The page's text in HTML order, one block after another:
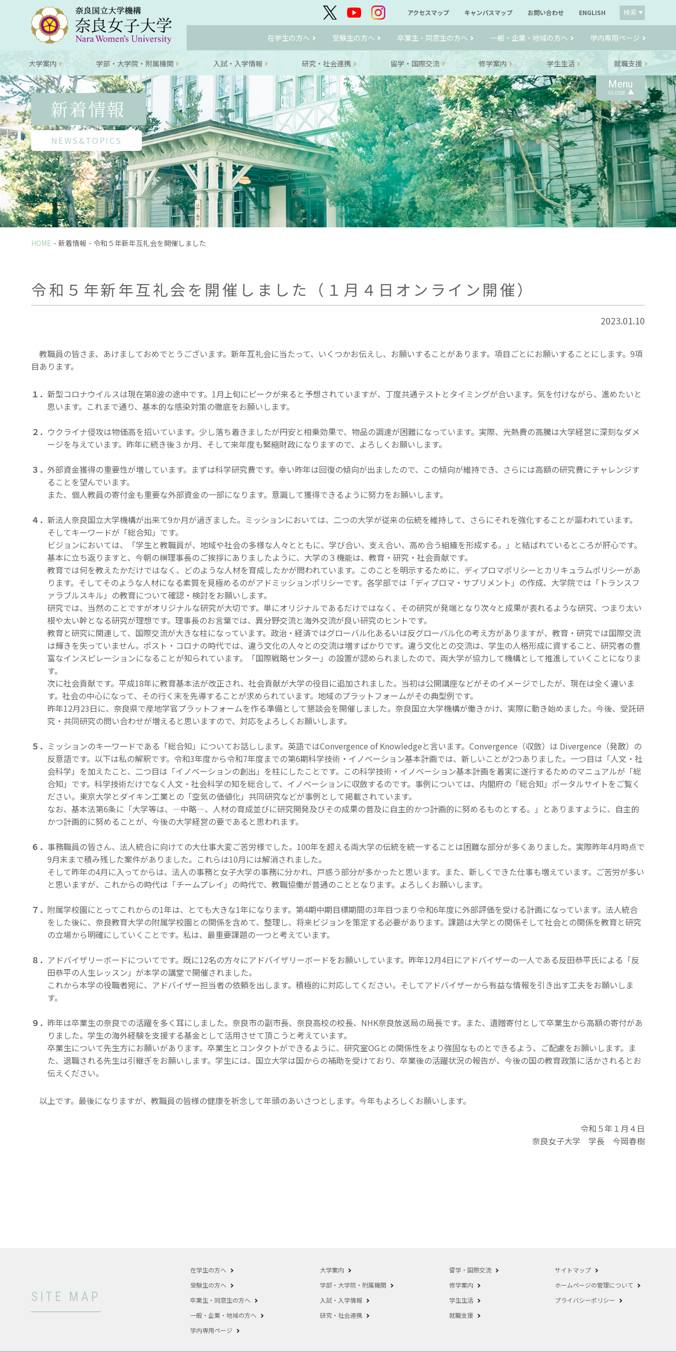
在学生の方へ 受験生の方へ 卒業生・同窓生の方へ 一般・企業・地域の方へ 学内専用ページ
Menu
CLOSE
大学案内 学部・大学院・附属機関 入試・入学情報 研究・社会連携 留学・国際交流 修学案内 学生生活 就職支援
アクセスマップ キャンパスマップ お問い合わせ ENGLISH 検索
新着情報
NEWS&TOPICS
HOME 新着情報 令和５年新年互礼会を開催しました
令和５年新年互礼会を開催しました（１月４日オンライン開催）
2023.01.10
教職員の皆さま、あけましておめでとうございます。新年互礼会に当たって、いくつかお伝えし、お願いすることがあります。項目ごとにお願いすることにします。9項
目あります。
１． 新型コロナウイルスは現在第8波の途中です。1月上旬にピークが来ると予想されていますが、丁度共通テストとタイミングが合います。気を付けながら、進めたいと
思います。これまで通り、基本的な感染対策の徹底をお願いします。
２． ウクライナ侵攻は物価高を招いています。少し落ち着きましたが円安と相乗効果で、物品の調達が困難になっています。実際、光熱費の高騰は大学経営に深刻なダメ
ージを与えています。昨年に続き後３か月、そして来年度も緊縮財政になりますので、よろしくお願いします。
３． 外部資金獲得の重要性が増しています。まずは科学研究費です。幸い昨年は回復の傾向が出ましたので、この傾向が維持でき、さらには高額の研究費にチャレンジす
ることを望んでいます。
また、個人教員の寄付金も重要な外部資金の一部になります。意識して獲得できるように努力をお願いします。
４． 新法人奈良国立大学機構が出来て9か月が過ぎました。ミッションにおいては、二つの大学が従来の伝統を維持して、さらにそれを強化することが謳われています。
そしてキーワードが「総合知」です。
ビジョンにおいては、「学生と教職員が、地域や社会の多様な人々とともに、学び合い、支え合い、高め合う組織を形成する。」と結ばれているところが肝心です。
基本に立ち返りますと、今朝の榊理事長のご挨拶にありましたように、大学の３機能は、教育・研究・社会貢献です。
教育では何を教えたかだけではなく、どのような人材を育成したかが問われています。このことを明示するために、ディプロマポリシーとカリキュラムポリシーがあ
ります。そしてそのような人材になる素質を見極めるのがアドミッションポリシーです。各学部では「ディプロマ・サプリメント」の作成、大学院では「トランスフ
ァラブルスキル」の教育について確認・検討をお願いします。
研究では、当然のことですがオリジナルな研究が大切です。単にオリジナルであるだけではなく、その研究が発端となり次々と成果が表れるような研究、つまり太い
根や太い幹となる研究が理想です。理事長のお言葉では、異分野交流と海外交流が良い研究のヒントです。
教育と研究に関連して、国際交流が大きな柱になっています。政治・経済ではグローバル化あるいは反グローバル化の考え方がありますが、教育・研究では国際交流
は輝きを失っていません。ポスト・コロナの時代では、違う文化の人々との交流は増すばかりです。違う文化との交流は、学生の人格形成に資すること、研究者の豊
富なインスピレーションになることが知られています。「国際戦略センター」の設置が認められましたので、両大学が協力して機構として推進していくことになりま
す。
次に社会貢献です。平成18年に教育基本法が改正され、社会貢献が大学の役目に追加されました。当初は公開講座などがそのイメージでしたが、現在は全く違いま
す。社会の中心になって、その行く末を先導することが求められています。地域のプラットフォームがその典型例です。
昨年12月23日に、奈良県で産地学官プラットフォームを作る準備として懇談会を開催しました。奈良国立大学機構が働きかけ、実際に動き始めました。今後、受託研
究・共同研究の問い合わせが増えると思いますので、対応をよろしくお願いします。
５． ミッションのキーワードである「総合知」についてお話しします。英語ではConvergence of Knowledgeと言います。Convergence（収斂）は Divergence（発散）の
反意語です。以下は私の解釈です。令和3年度から令和7年度までの第6期科学技術・イノベーション基本計画では、新しいことが2つありました。一つ目は「人文・社
会科学」を加えたこと、二つ目は「イノベーションの創出」を柱にしたことです。この科学技術・イノベーション基本計画を着実に遂行するためのマニュアルが「総
合知」です。科学技術だけでなく人文・社会科学の知を総合して、イノベーションに収斂するのです。事例については、内閣府の「総合知」ポータルサイトをご覧く
ださい。東京大学とダイキン工業との「空気の価値化」共同研究などが事例として掲載されています。
なお、基本法第6条に「大学等は、―中略―、人材の育成並びに研究開発及びその成果の普及に自主的かつ計画的に努めるものとする。」とありますように、自主的
かつ計画的に努めることが、今後の大学経営の要であると思われます。
６． 事務職員の皆さん、法人統合に向けての大仕事大変ご苦労様でした。100年を超える両大学の伝統を統一することは困難な部分が多くありました。実際昨年4月時点で
9月末まで積み残した案件がありました。これらは10月には解消されました。
そして昨年の4月に入ってからは、法人の事務と女子大学の事務に分かれ、戸惑う部分が多かったと思います。また、新しくできた仕事も増えています。ご苦労が多い
と思いますが、これからの時代は「チームプレイ」の時代で、教職協働が普通のこととなります。よろしくお願いします。
７． 附属学校園にとってこれからの1年は、とても大きな1年になります。第4期中期目標期間の3年目つまり令和6年度に外部評価を受ける計画になっています。法人統合
をした後に、奈良教育大学の附属学校園との関係を含めて、整理し、将来ビジョンを策定する必要があります。課題は大学との関係そして社会との関係を教育と研究
の立場から明確にしていくことです。私は、最重要課題の一つと考えています。
８． アドバイザリーボードについてです。既に12名の方々にアドバイザリーボードをお願いしています。昨年12月4日にアドバイザーの一人である反田恭平氏による「反
田恭平の人生レッスン」が本学の講堂で開催されました。
これから本学の役職者宛に、アドバイザー担当者の依頼を出します。積極的に対応してください。そしてアドバイザーから有益な情報を引き出す工夫をお願いしま
す。
９． 昨年は卒業生の奈良での活躍を多く耳にしました。奈良市の副市長、奈良高校の校長、NHK奈良放送局の局長です。また、遺贈寄付として卒業生から高額の寄付があ
りました。学生の海外経験を支援する基金として活用させて頂こうと考えています。
卒業生について先生方にお願いがあります。卒業生とコンタクトができるように、研究室OGとの関係性をより強固なものとできるよう、ご配慮をお願いします。ま
た、退職される先生は引継ぎをお願いします。学生には、国立大学は国からの補助を受けており、卒業後の活躍状況の報告が、今後の国の教育政策に活かされるとお
伝えください。
以上です。最後になりますが、教職員の皆様の健康を祈念して年頭のあいさつとします。今年もよろしくお願いします。
令和５年１月４日
奈良女子大学 学長 今岡春樹
SITE MAP
在学生の方へ
受験生の方へ
卒業生・同窓生の方へ
一般・企業・地域の方へ
学内専用ページ
大学案内
学部・大学院・附属機関
入試・入学情報
研究・社会連携
留学・国際交流
修学案内
学生生活
就職支援
サイトマップ
ホームページの管理について
プライバシーポリシー